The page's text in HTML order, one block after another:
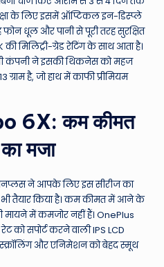
के लिए इसमें ऑप्टिकल इन-डिस्प्ले
फोन धूल और पानी से पूरी तरह सुरक्षित
मिलिट्री-ग्रेड रेटिंग के साथ आता है।
कंपनी ने इसकी थिकनेस को महज
है, जो हाथ में काफी प्रीमियम
6X: कम कीमत
मजा
ने आपके लिए इस सीरीज का
भी तैयार किया है। कम कीमत में आने के
मायने में कमजोर नहीं हैं। OnePlus
को सपोर्ट करने वाली IPS LCD
और एनिमेशन को बेहद स्मूथ